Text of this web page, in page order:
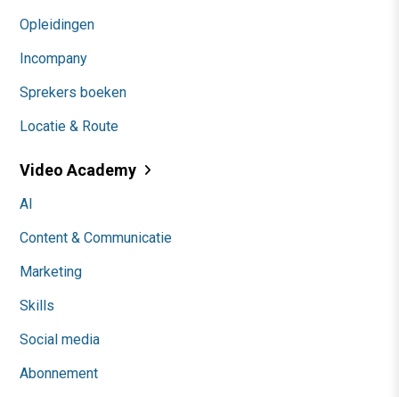
Opleidingen
Incompany
Sprekers boeken
Locatie & Route
Video Academy
AI
Content & Communicatie
Marketing
Skills
Social media
Abonnement